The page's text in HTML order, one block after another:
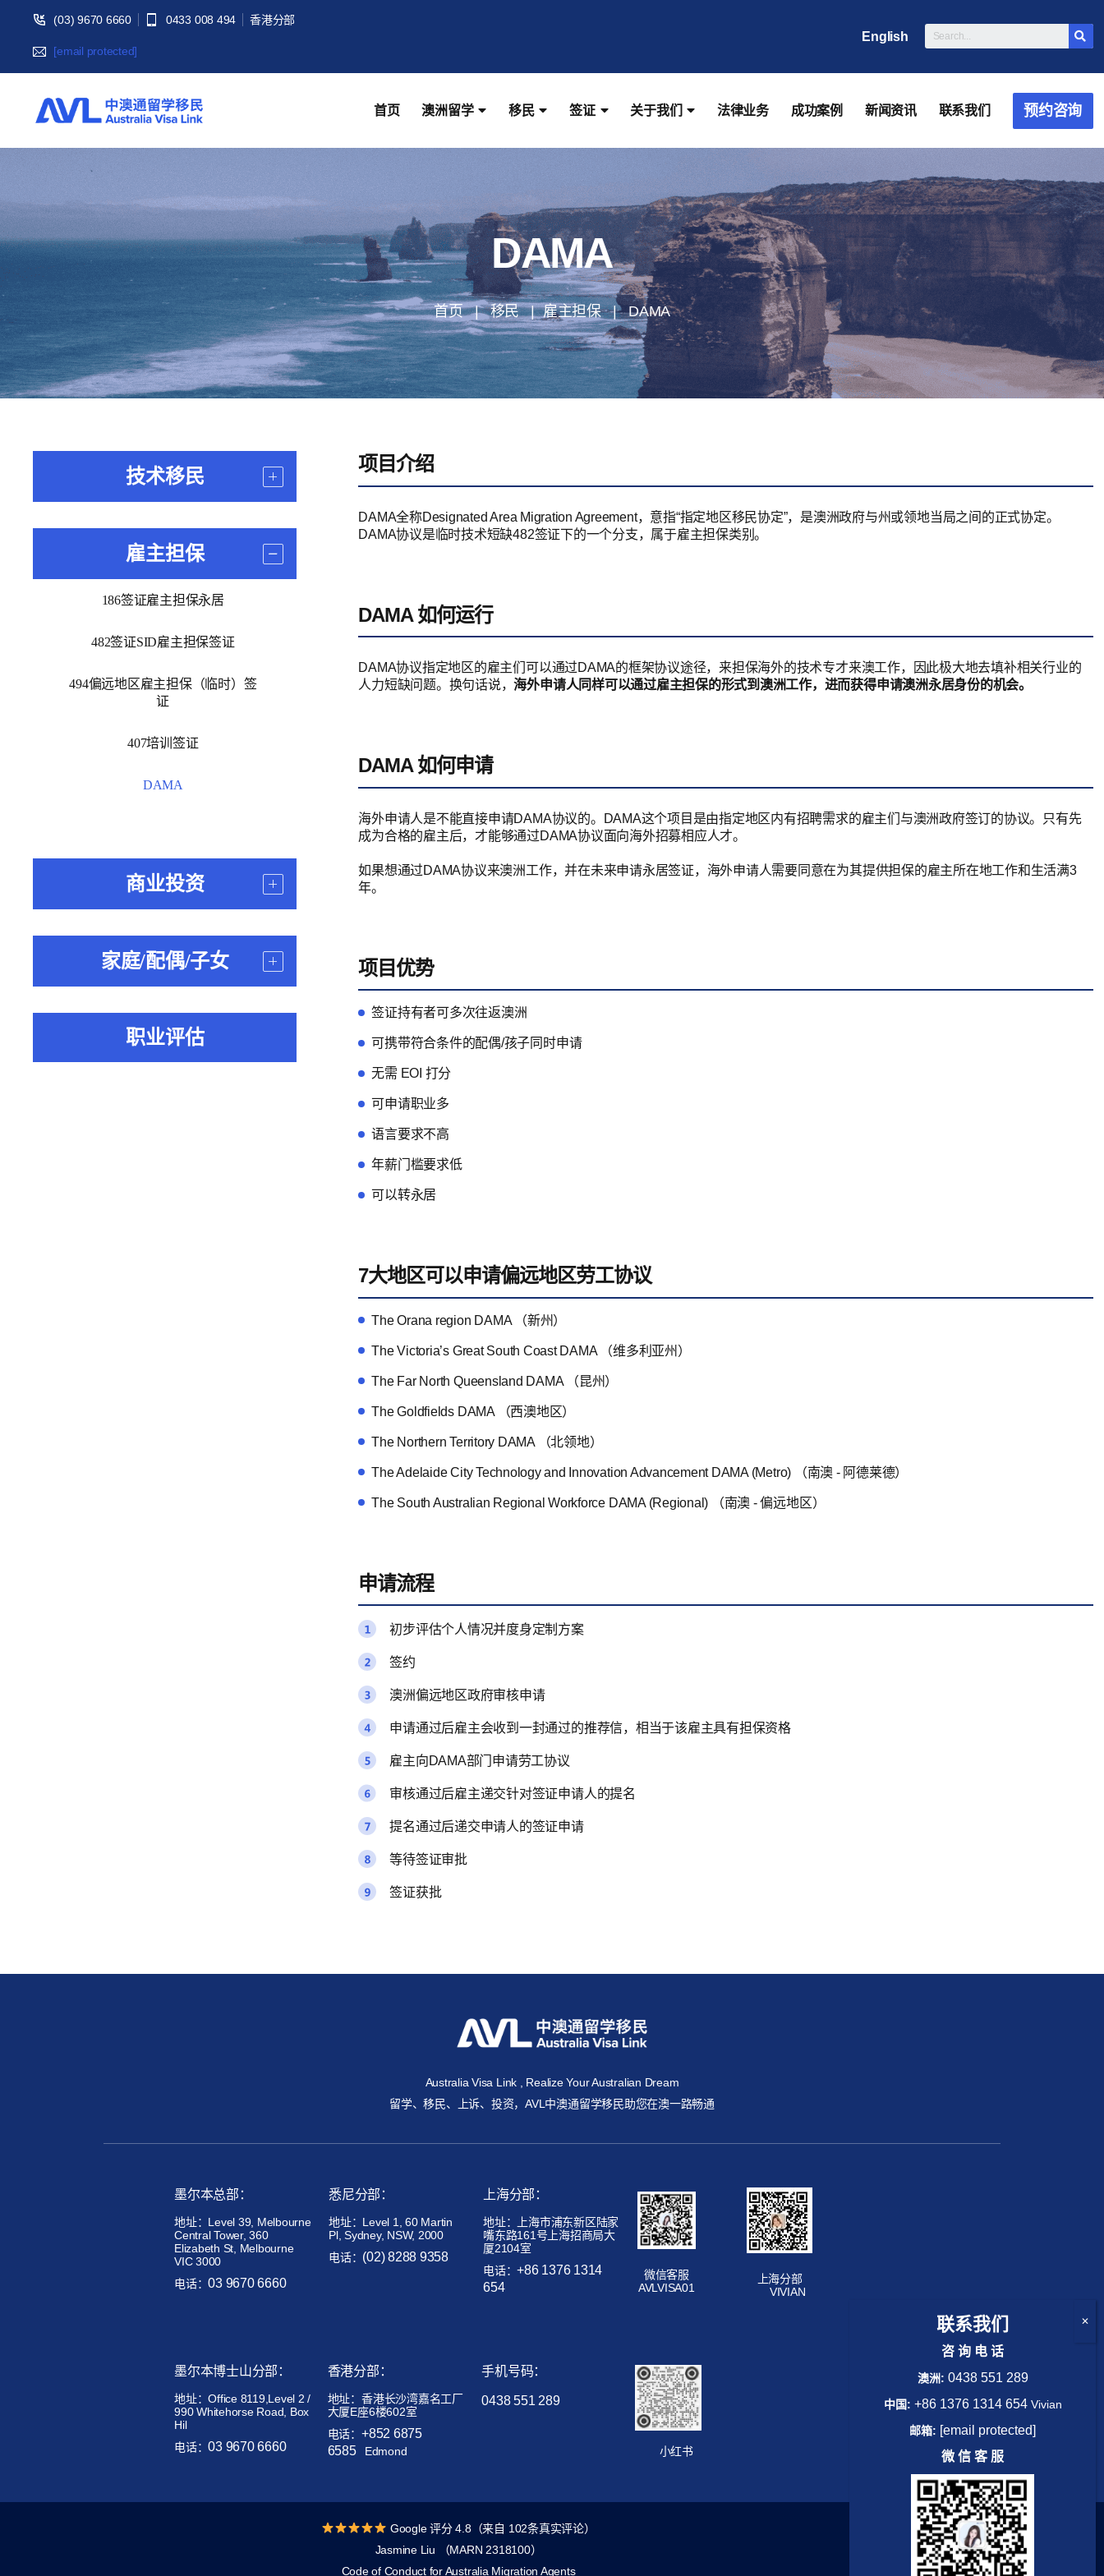
(03) 9670 6660 0433 008 494 香港分部
[email protected]
English
首页 澳洲留学 移民 签证 关于我们 法律业务 成功案例 新闻资讯 联系我们 预约咨询
DAMA
首页 | 移民 | 雇主担保 | DAMA
技术移民
雇主担保
186签证雇主担保永居
482签证SID雇主担保签证
494偏远地区雇主担保（临时）签
证
407培训签证
DAMA
商业投资
家庭/配偶/子女
职业评估
项目介绍
DAMA全称Designated Area Migration Agreement，意指“指定地区移民协定”，是澳洲政府与州或领地当局之间的正式协定。
DAMA协议是临时技术短缺482签证下的一个分支，属于雇主担保类别。
DAMA 如何运行
DAMA协议指定地区的雇主们可以通过DAMA的框架协议途径，来担保海外的技术专才来澳工作，因此极大地去填补相关行业的
人力短缺问题。换句话说，海外申请人同样可以通过雇主担保的形式到澳洲工作，进而获得申请澳洲永居身份的机会。
DAMA 如何申请
海外申请人是不能直接申请DAMA协议的。DAMA这个项目是由指定地区内有招聘需求的雇主们与澳洲政府签订的协议。只有先
成为合格的雇主后，才能够通过DAMA协议面向海外招募相应人才。
如果想通过DAMA协议来澳洲工作，并在未来申请永居签证，海外申请人需要同意在为其提供担保的雇主所在地工作和生活满3
年。
项目优势
签证持有者可多次往返澳洲
可携带符合条件的配偶/孩子同时申请
无需 EOI 打分
可申请职业多
语言要求不高
年薪门槛要求低
可以转永居
7大地区可以申请偏远地区劳工协议
The Orana region DAMA （新州）
The Victoria’s Great South Coast DAMA （维多利亚州）
The Far North Queensland DAMA （昆州）
The Goldfields DAMA （西澳地区）
The Northern Territory DAMA （北领地）
The Adelaide City Technology and Innovation Advancement DAMA (Metro) （南澳 - 阿德莱德）
The South Australian Regional Workforce DAMA (Regional) （南澳 - 偏远地区）
申请流程
初步评估个人情况并度身定制方案
签约
澳洲偏远地区政府审核申请
申请通过后雇主会收到一封通过的推荐信，相当于该雇主具有担保资格
雇主向DAMA部门申请劳工协议
审核通过后雇主递交针对签证申请人的提名
提名通过后递交申请人的签证申请
等待签证审批
签证获批
Australia Visa Link , Realize Your Australian Dream
留学、移民、上诉、投资，AVL中澳通留学移民助您在澳一路畅通
墨尔本总部：
地址：Level 39, Melbourne
Central Tower, 360
Elizabeth St, Melbourne
VIC 3000
电话：03 9670 6660
悉尼分部：
地址：Level 1, 60 Martin
Pl, Sydney, NSW, 2000
电话： (02) 8288 9358
上海分部：
地址：上海市浦东新区陆家
嘴东路161号上海招商局大
厦2104室
电话：+86 1376 1314
654
微信客服
AVLVISA01
上海分部
VIVIAN
墨尔本博士山分部：
地址：Office 8119,Level 2 /
990 Whitehorse Road, Box
Hil
电话：03 9670 6660
香港分部：
地址：香港长沙湾嘉名工厂
大厦E座6楼602室
电话： +852 6875
6585
Edmond
手机号码：
0438 551 289
小红书
Google 评分 4.8（来自 102条真实评论）
Jasmine Liu （MARN 2318100）
Code of Conduct for Australia Migration Agents
联系我们
咨 询 电 话
澳洲: 0438 551 289
中国: +86 1376 1314 654Vivian
邮箱: [email protected]
微 信 客 服